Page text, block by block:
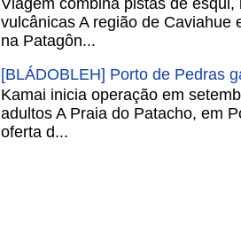
Viagem combina pistas de
vulcânicas A região de Caviahue
na Patagôn...
[BLÁDOBLEH] Porto de Pedras
Kamai inicia operação em
adultos A Praia do Patacho, em
oferta d...